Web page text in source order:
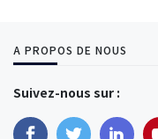
A PROPOS DE NOUS
Suivez-nous sur :